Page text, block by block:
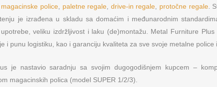
magacinske police, paletne regale drive-in regale protočne regale.
je izrađena u skladu sa domaćim i međunarodnim
veliku izdržljivost i laku (de)montažu. Metal Furniture
i punu logistiku, kao i garanciju kvaliteta za sve svoje metalne police
je nastavio saradnju sa svojim dugogodišnjem kupcem –
magacinskih polica (model SUPER 1/2/3).